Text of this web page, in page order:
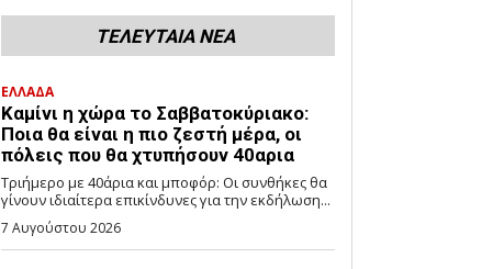
ΤΕΛΕΥΤΑΙΑ ΝΕΑ
ΕΛΛΑΔΑ
Καμίνι η χώρα το Σαββατοκύριακο:
Ποια θα είναι η πιο ζεστή μέρα, οι
πόλεις που θα χτυπήσουν 40αρια
Τριήμερο με 40άρια και μποφόρ: Οι συνθήκες θα
γίνουν ιδιαίτερα επικίνδυνες για την εκδήλωση...
7 Αυγούστου 2026